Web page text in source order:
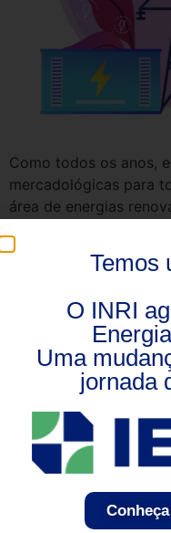
Como todos os anos,
mercadológicas para
área de energias
surpreendeu de todas
da Covid-19 mudou
Temos
O INRI
Uma
jornada